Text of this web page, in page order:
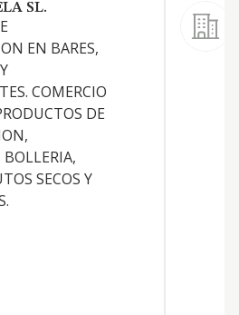
SL.
EN BARES,
COMERCIO
DE
BOLLERIA,
SECOS Y